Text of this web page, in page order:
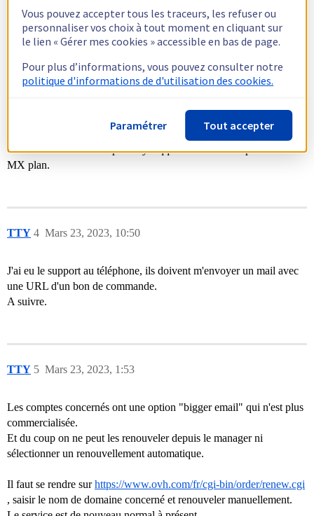
Version texte : emailpro_tab_TASKS_SUSPEND_ACCOUNT
Ce client avait des mail pros il y a qq années et était repassé sur du
MX plan.
TTY Mars 23, 2023, 10:50
4
J'ai eu le support au téléphone, ils doivent m'envoyer un mail avec
une URL d'un bon de commande.
A suivre.
TTY Mars 23, 2023, 1:53
5
Les comptes concernés ont une option "bigger email" qui n'est plus
commercialisée.
Et du coup on ne peut les renouveler depuis le manager ni
sélectionner un renouvellement automatique.
Il faut se rendre surhttps://www.ovh.com/fr/cgi-bin/order/renew.cgi
, saisir le nom de domaine concerné et renouveler manuellement.
Vous pouvez accepter tous les traceurs, les refuser ou
personnaliser vos choix à tout moment en cliquant sur
le lien « Gérer mes cookies » accessible en bas de page.
Pour plus d’informations, vous pouvez consulter notre
politique d'informations de d'utilisation des cookies.
Paramétrer Tout accepter